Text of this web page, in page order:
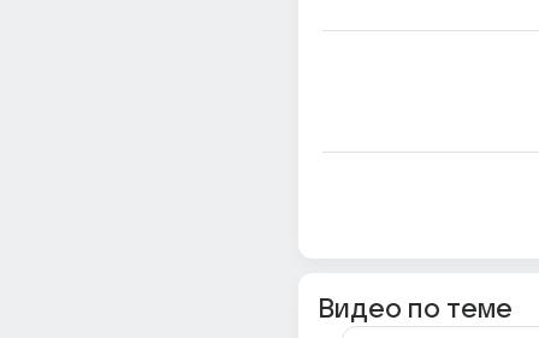
Видео по теме